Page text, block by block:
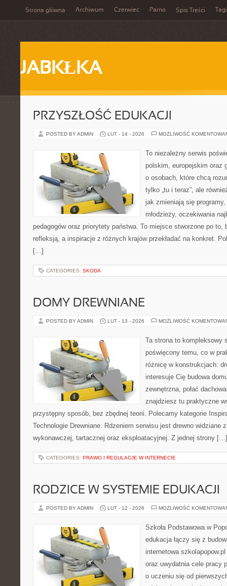
Strona główna Archiwum Czerwiec Parno Spis Treści Tagi
JABKŁKA
PRZYSZŁOŚĆ EDUKACJI
POSTED BY ADMIN LUT - 14 - 2026 MOŻLIWOŚĆ
To niezależny serwis
polskim, europejskim oraz
o osobach, które chcą
tylko „tu i teraz”, ale
jak zmieniają się
młodzieży, oczekiwania
pedagogów oraz priorytety państwa. To miejsce stworzone po to,
refleksją, a inspiracje z różnych krajów przekładać na konkret.
[…]
CATEGORIES: SKODA
DOMY DREWNIANE
POSTED BY ADMIN LUT - 13 - 2026 MOŻLIWOŚĆ
Ta strona to kompleksowy
poświęcony temu, co w
różnicę w konstrukcjach:
interesuje Cię budowa
zewnętrzna, połać
znajdziesz tu praktyczne
przystępny sposób, bez zbędnej teorii. Polecamy kategorie
Technologie Drewniane. Rdzeniem serwisu jest drewno widziane
wykonawczej, tartacznej oraz eksploatacyjnej. Z jednej strony […]
CATEGORIES: PRAWO I REGULACJE W INTERNECIE
RODZICE W SYSTEMIE EDUKACJI
POSTED BY ADMIN LUT - 12 - 2026 MOŻLIWOŚĆ
Szkoła Podstawowa w
edukacja łączy się z
internetowa
oraz uwydatnia cele pracy
o uczeniu się od